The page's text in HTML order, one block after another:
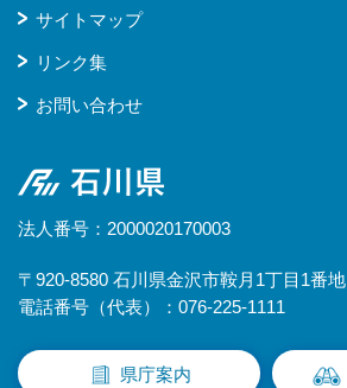
サイトマップ
リンク集
お問い合わせ
石川県
法人番号：2000020170003
〒920-8580 石川県金沢市鞍月1丁目1番地
電話番号（代表）：076-225-1111
県庁案内